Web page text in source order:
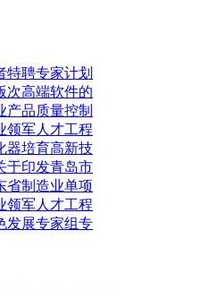
特聘专家计划
次高端软件的
产品质量控制
领军人才工程
器培育高新技
于印发青岛市
省制造业单项
领军人才工程
发展专家组专